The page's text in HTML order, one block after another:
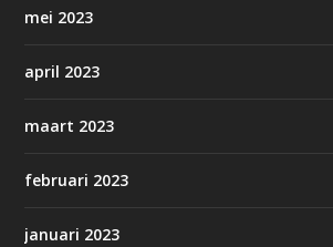
mei 2023
april 2023
maart 2023
februari 2023
januari 2023